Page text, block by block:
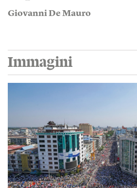
Giovanni De Mauro
Immagini